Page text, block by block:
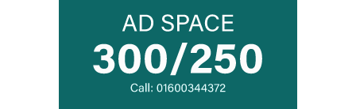
আজ দেশে স্বর্ণের দাম বাড়ল নাকি কমল